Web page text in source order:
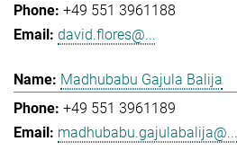
+49 551 3961188
david.flores@...
Madhubabu Gajula Balija
+49 551 3961189
madhubabu.gajulabalija@...